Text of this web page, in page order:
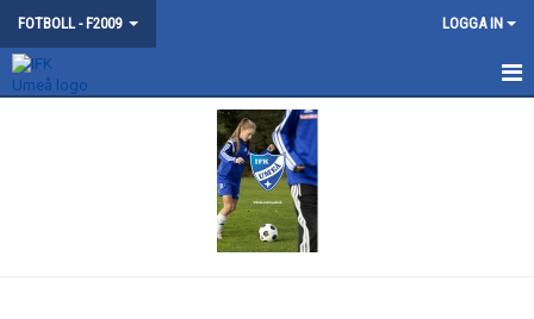
FOTBOLL - F2009 LOGGA IN